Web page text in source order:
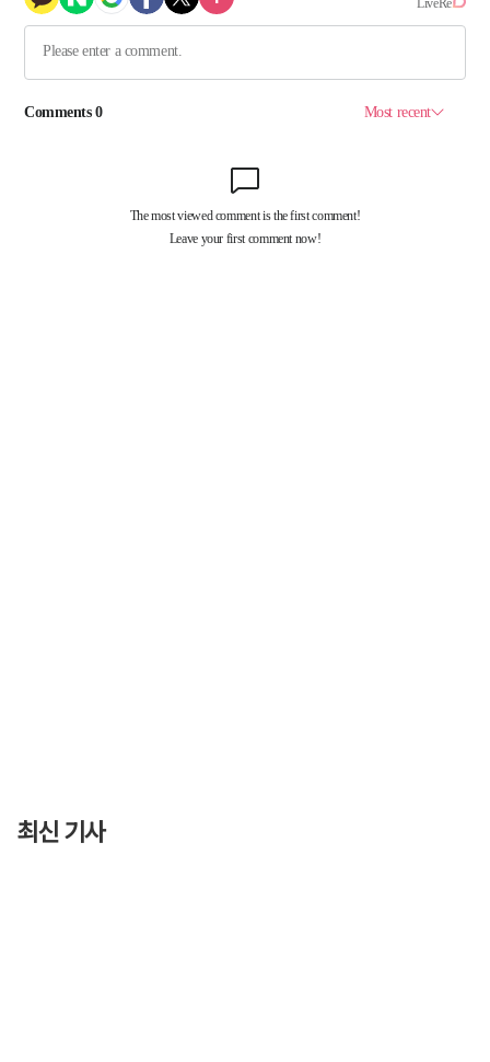
최신 기사